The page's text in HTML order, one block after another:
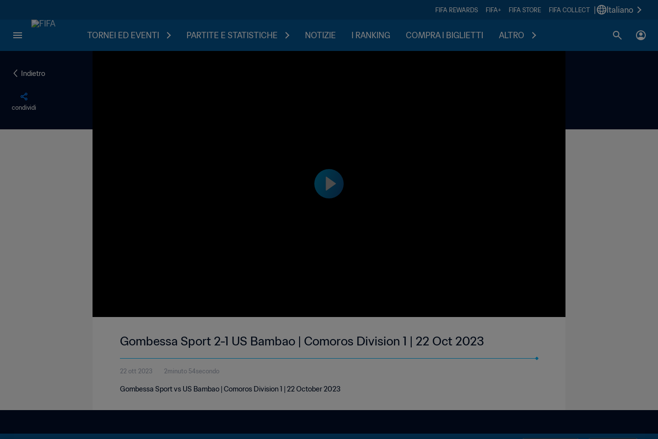
FIFA REWARDS FIFA+ FIFA STORE FIFA COLLECT Italiano
TORNEI ED EVENTI PARTITE E STATISTICHE NOTIZIE I RANKING COMPRA I BIGLIETTI ALTRO
Indietro
condividi
Gombessa Sport 2-1 US Bambao | Comoros Division 1 | 22 Oct 2023
22 ott 2023 2minuto 54secondo
Gombessa Sport vs US Bambao | Comoros Division 1 | 22 October 2023